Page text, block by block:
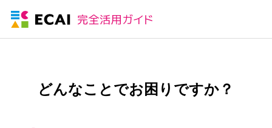
どんなことでお困りですか？